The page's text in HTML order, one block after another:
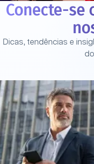
Conecte-se
Dicas, tendências e